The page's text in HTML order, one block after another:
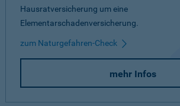
Hausratversicherung um eine
Elementarschadenversicherung.
zum Naturgefahren-Check
mehr Infos